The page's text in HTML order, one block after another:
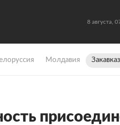
8 августа,
Молдавия